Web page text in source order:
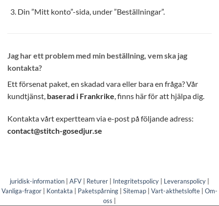
Din ”Mitt konto”-sida, under ”Beställningar”.
Jag har ett problem med min beställning, vem ska jag
kontakta?
Ett försenat paket, en skadad vara eller bara en fråga? Vår
kundtjänst, baserad i Frankrike, finns här för att hjälpa dig.
Kontakta vårt expertteam via e-post på följande adress:
contact@stitch-gosedjur.se
juridisk-information AFV Returer Integritetspolicy Leveranspolicy
Vanliga-fragor
Kontakta Paketspårning Sitemap Vart-akthetslofte
Om-
oss